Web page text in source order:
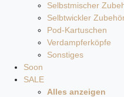
Selbstmischer
Selbtwickler
Pod-Kartuschen
Verdampferköpfe
Sonstiges
Soon
SALE
Alles anzeigen